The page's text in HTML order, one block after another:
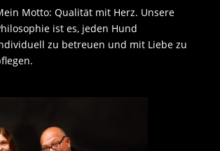
Motto: Qualität mit Herz. Unsere
ist es, jeden Hund
zu betreuen und mit Liebe zu